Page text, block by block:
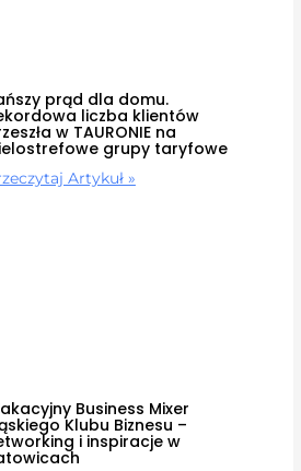
prąd dla domu.
liczba klientów
w TAURONIE na
grupy taryfowe
Artykuł »
Business Mixer
Klubu Biznesu –
i inspiracje w